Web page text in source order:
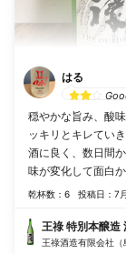
はる
穏やかな旨み、酸
ッキリとキレてい
酒に良く、数日間
味が変化して面白か
乾杯数：6 投稿日：7
王祿 特別本醸造
王祿酒造有限会社（